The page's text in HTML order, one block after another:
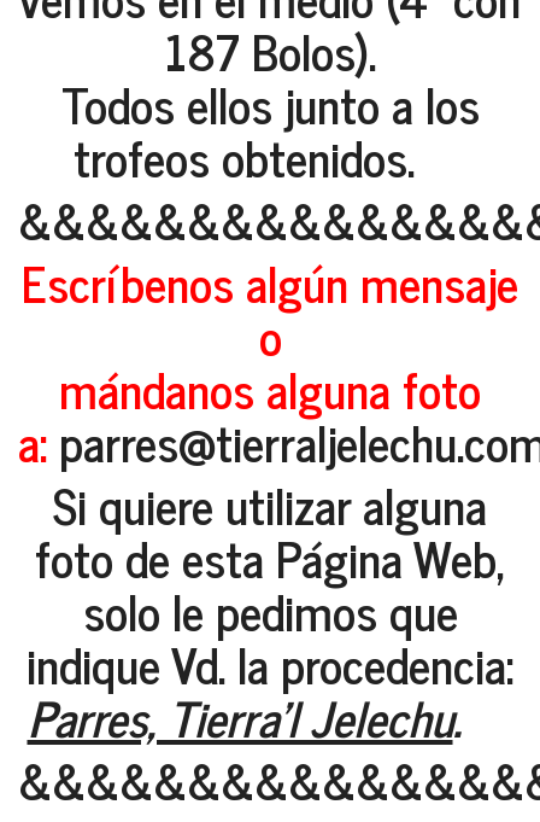
187 Bolos).
Todos ellos junto a los
trofeos obtenidos.
Escríbenos algún mensaje
o
mándanos alguna foto
a:
Si quiere utilizar alguna
foto de esta Página Web,
solo le pedimos que
indique Vd. la procedencia:
Parres, Tierra'l Jelechu.